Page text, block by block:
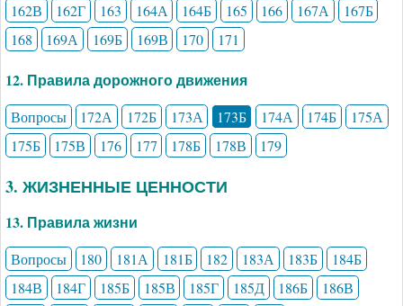
162В
162Г 163 164А 164Б 165 166 167А
167Б
168
169А 169Б 169В 170 171
12. Правила дорожного движения
Вопросы 172А 172Б 173А 173Б 174А 174Б
175А
175Б
175В 176 177 178Б 178В 179
3. ЖИЗНЕННЫЕ ЦЕННОСТИ
13. Правила жизни
Вопросы 180 181А 181Б 182 183А 183Б
184Б
184В
184Г 185Б 185В 185Г 185Д 186Б
186В